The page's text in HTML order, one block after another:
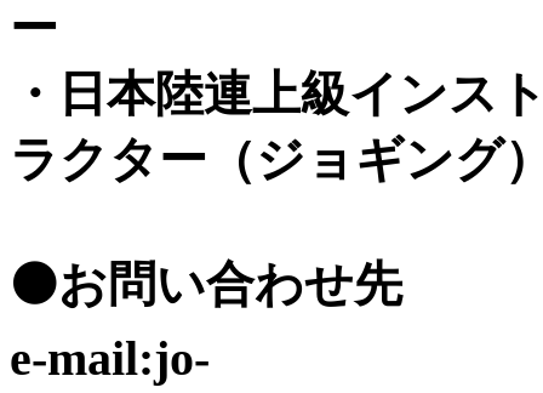
ー
・日本陸連上級インス
ラクター（ジョギング
⚫️お問い合わせ先
e-mail:jo-